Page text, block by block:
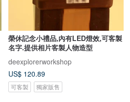
榮休記念小禮品,內有LED燈效,可客製
名字.提供相片客製人物造型
deexplorerworkshop
US$ 120.89
可客製 獨家販售